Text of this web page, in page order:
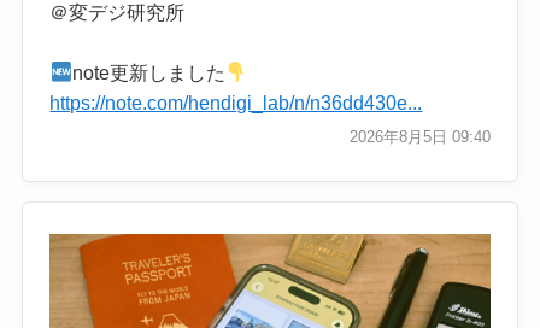
＠変デジ研究所
note更新しました
https://note.com/hendigi_lab/n/n36dd430e...
2026年8月5日 09:40